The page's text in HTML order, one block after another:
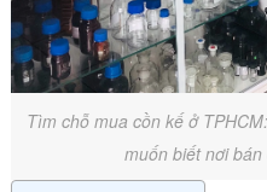
Tìm chỗ mua cồn kế ở
muốn biết nơi